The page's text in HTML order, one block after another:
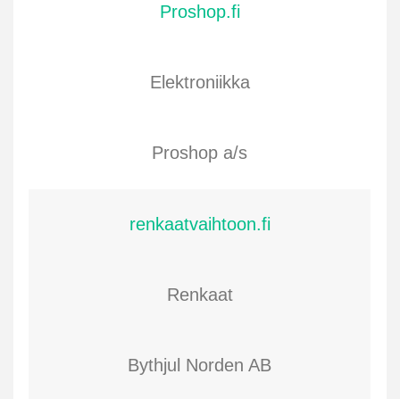
Proshop.fi
Elektroniikka
Proshop a/s
renkaatvaihtoon.fi
Renkaat
Bythjul Norden AB